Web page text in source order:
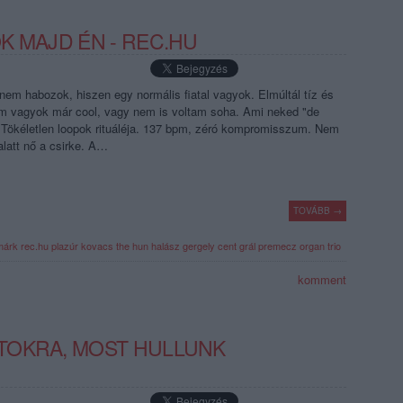
MAJD ÉN - REC.HU
habozok, hiszen egy normális fiatal vagyok. Elmúltál tíz és
vagyok már cool, vagy nem is voltam soha. Ami neked "de
loopok rituáléja. 137 bpm, zéró kompromisszum. Nem
nő a csirke. A…
TOVÁBB →
rec.hu plazúr kovacs the hun halász gergely cent grál premecz organ trio
komment
MOST HULLUNK